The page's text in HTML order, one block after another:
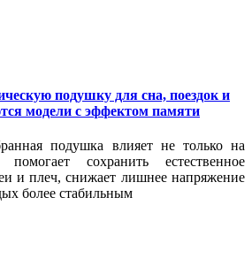
подушку для сна, поездок и
модели с эффектом памяти
подушка влияет не только на
сохранить естественное
и плеч, снижает лишнее напряжение
более стабильным